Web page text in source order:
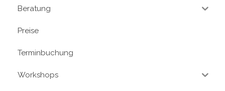
Beratung
Preise
Terminbuchung
Workshops